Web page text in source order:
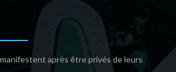
après être privés de leurs